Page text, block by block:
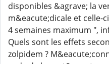
disponibles &agrave; la
m&eacute;dicale et celle-
4 semaines maximum ",
Quels sont les effets
zolpidem ?